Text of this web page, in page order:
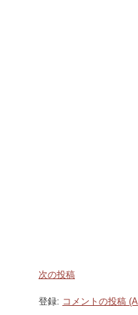
次の投稿
登録: コメントの投稿